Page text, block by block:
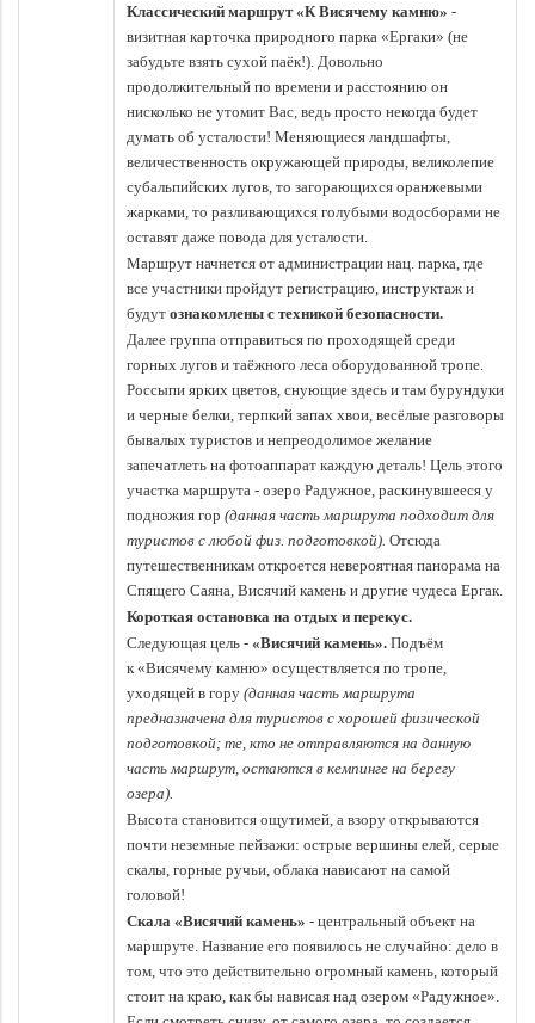
Классический маршрут«К Висячему камню» -
визитная карточка природного парка «Ергаки» (не
забудьте взять сухой паёк!). Довольно
продолжительный по времени и расстоянию он
нисколько не утомит Вас, ведь просто некогда будет
думать об усталости! Меняющиеся ландшафты,
величественность окружающей природы, великолепие
субальпийских лугов, то загорающихся оранжевыми
жарками, то разливающихся голубыми водосборами не
оставят даже повода для усталости.
Маршрут начнется от администрации нац. парка, где
все участники пройдут регистрацию, инструктаж и
будут ознакомлены с техникой безопасности.
Далее группа отправиться по проходящей среди
горных лугов и таёжного леса оборудованной тропе.
Россыпи ярких цветов, снующие здесь и там бурундуки
и черные белки, терпкий запах хвои, весёлые разговоры
бывалых туристов и непреодолимое желание
запечатлеть на фотоаппарат каждую деталь! Цель этого
участка маршрута - озеро Радужное, раскинувшееся у
подножия гор (данная часть маршрута подходит для
туристов с любой физ. подготовкой). Отсюда
путешественникам откроется невероятная панорама на
Спящего Саяна, Висячий камень и другие чудеса Ергак.
Короткая остановка на отдых и перекус.
Следующая цель - «Висячий камень». Подъём
к «Висячему камню» осуществляется по тропе,
уходящей в гору (данная часть маршрута
предназначена для туристов с хорошей физической
подготовкой; те, кто не отправляются на данную
часть маршрут, остаются в кемпинге на берегу
озера).
Высота становится ощутимей, а взору открываются
почти неземные пейзажи: острые вершины елей, серые
скалы, горные ручьи, облака нависают на самой
головой!
Скала «Висячий камень» - центральный объект на
маршруте. Название его появилось не случайно: дело в
том, что это действительно огромный камень, который
стоит на краю, как бы нависая над озером «Радужное».